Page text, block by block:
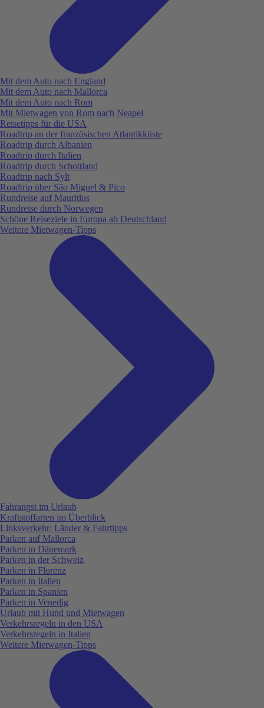
Mit dem Auto nach England
Mit dem Auto nach Mallorca
Mit dem Auto nach Rom
Mit Mietwagen von Rom nach Neapel
Reisetipps für die USA
Roadtrip an der französischen Atlantikküste
Roadtrip durch Albanien
Roadtrip durch Italien
Roadtrip durch Schottland
Roadtrip nach Sylt
Roadtrip über São Miguel & Pico
Rundreise auf Mauritius
Rundreise durch Norwegen
Schöne Reiseziele in Europa ab Deutschland
Weitere Mietwagen-Tipps
Fahrangst im Urlaub
Kraftstoffarten im Überblick
Linksverkehr: Länder & Fahrtipps
Parken auf Mallorca
Parken in Dänemark
Parken in der Schweiz
Parken in Florenz
Parken in Italien
Parken in Spanien
Parken in Venedig
Urlaub mit Hund und Mietwagen
Verkehrsregeln in den USA
Verkehrsregeln in Italien
Weitere Mietwagen-Tipps